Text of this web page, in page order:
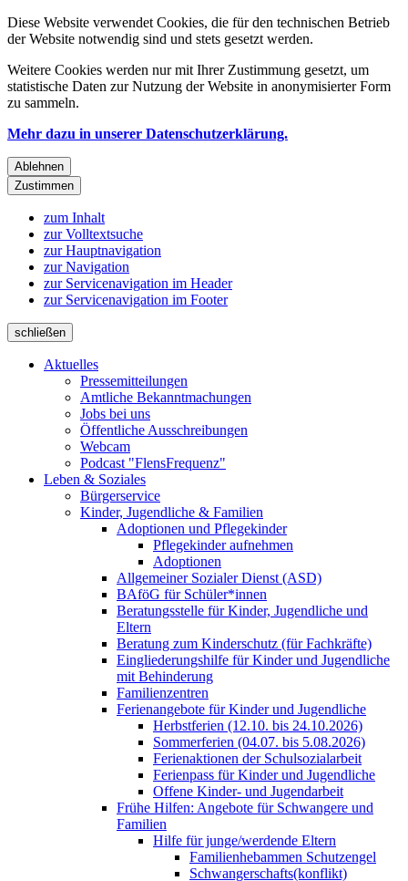
Diese Website verwendet Cookies, die für den technischen Betrieb
der Website notwendig sind und stets gesetzt werden.
Weitere Cookies werden nur mit Ihrer Zustimmung gesetzt, um
statistische Daten zur Nutzung der Website in anonymisierter Form
zu sammeln.
Mehr dazu in unserer Datenschutzerklärung.
Ablehnen
Zustimmen
zum Inhalt
zur Volltextsuche
zur Hauptnavigation
zur Navigation
zur Servicenavigation im Header
zur Servicenavigation im Footer
schließen
Aktuelles
Pressemitteilungen
Amtliche Bekanntmachungen
Jobs bei uns
Öffentliche Ausschreibungen
Webcam
Podcast "FlensFrequenz"
Leben & Soziales
Bürgerservice
Kinder, Jugendliche & Familien
Adoptionen und Pflegekinder
Pflegekinder aufnehmen
Adoptionen
Allgemeiner Sozialer Dienst (ASD)
BAföG für Schüler*innen
Beratungsstelle für Kinder, Jugendliche und
Eltern
Beratung zum Kinderschutz (für Fachkräfte)
Eingliederungshilfe für Kinder und Jugendliche
mit Behinderung
Familienzentren
Ferienangebote für Kinder und Jugendliche
Herbstferien (12.10. bis 24.10.2026)
Sommerferien (04.07. bis 5.08.2026)
Ferienaktionen der Schulsozialarbeit
Ferienpass für Kinder und Jugendliche
Offene Kinder- und Jugendarbeit
Frühe Hilfen: Angebote für Schwangere und
Familien
Hilfe für junge/werdende Eltern
Familienhebammen Schutzengel
Schwangerschafts(konflikt)